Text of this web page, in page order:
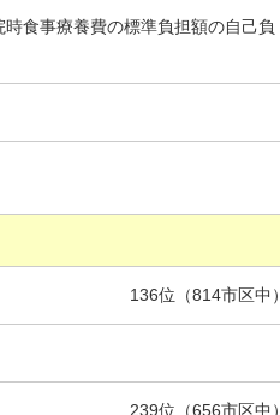
食事療養費の標準負担額の自己負
136位（814市区中）
239位（656市区中）